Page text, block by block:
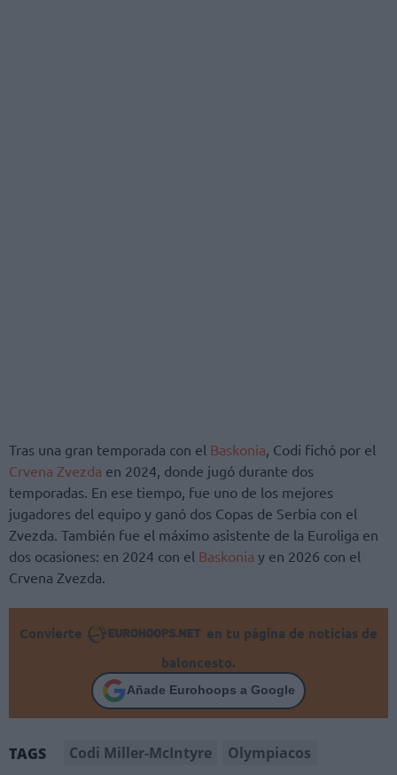
Tras una gran temporada con el Baskonia, Codi fichó por el
Crvena Zvezda en 2024, donde jugó durante dos
temporadas. En ese tiempo, fue uno de los mejores
jugadores del equipo y ganó dos Copas de Serbia con el
Zvezda. También fue el máximo asistente de la Euroliga en
dos ocasiones: en 2024 con el Baskonia y en 2026 con el
Crvena Zvezda.
Convierte
en tu página de noticias de
baloncesto.
Añade Eurohoops a Google
TAGS Codi Miller-McIntyre Olympiacos